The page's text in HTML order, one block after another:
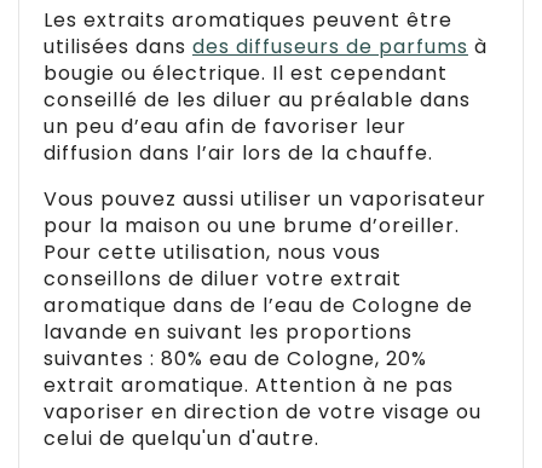
Les extraits aromatiques peuvent être
utilisées dans des diffuseurs de parfums à
bougie ou électrique. Il est cependant
conseillé de les diluer au préalable dans
un peu d’eau afin de favoriser leur
diffusion dans l’air lors de la chauffe.
Vous pouvez aussi utiliser un vaporisateur
pour la maison ou une brume d’oreiller.
Pour cette utilisation, nous vous
conseillons de diluer votre extrait
aromatique dans de l’eau de Cologne de
lavande en suivant les proportions
suivantes : 80% eau de Cologne, 20%
extrait aromatique. Attention à ne pas
vaporiser en direction de votre visage ou
celui de quelqu'un d'autre.